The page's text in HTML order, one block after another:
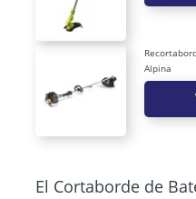
Alpina
El Cortaborde de